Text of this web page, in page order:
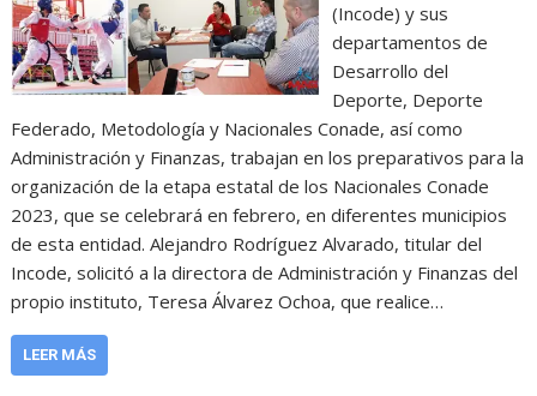
(Incode) y sus
departamentos de
Desarrollo del
Deporte, Deporte
Federado, Metodología y Nacionales Conade, así como
Administración y Finanzas, trabajan en los preparativos para la
organización de la etapa estatal de los Nacionales Conade
2023, que se celebrará en febrero, en diferentes municipios
de esta entidad. Alejandro Rodríguez Alvarado, titular del
Incode, solicitó a la directora de Administración y Finanzas del
propio instituto, Teresa Álvarez Ochoa, que realice…
LEER MÁS